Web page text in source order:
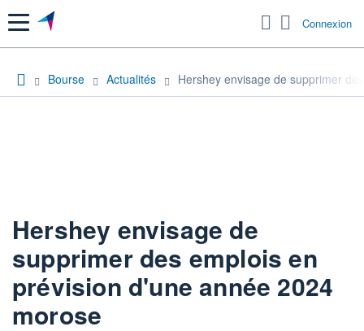
Menu Connexion
Bourse Actualités Hershey envisage de supprimer
Hershey envisage de
supprimer des emplois en
prévision d'une année 2024
morose